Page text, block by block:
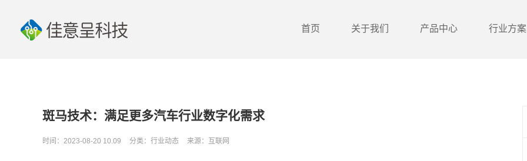
首页 关于我们 产品中心 行业方案
斑马技术：满足更多汽车行业数字化需求
时间：2023-08-20 10.09 分类：行业动态 来源：互联网